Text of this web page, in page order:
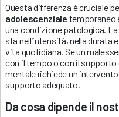
Questa differenza è cruciale
adolescenziale temporaneo
una condizione patologica. La
sta nell’intensità, nella durata
vita quotidiana. Se un
con il tempo o con il
mentale richiede un
supporto adeguato.
Da cosa dipende il